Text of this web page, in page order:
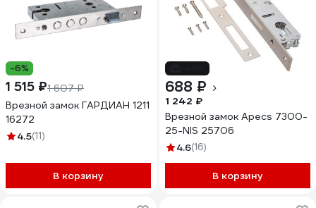
-6%
1 515 ₽1 607 ₽
Врезной замок ГАРДИАН 1211
16272
4.5(11)
В корзину
688 ₽
1 242 ₽
Врезной замок Apecs 7300-
25-NIS 25706
4.6(16)
В корзину